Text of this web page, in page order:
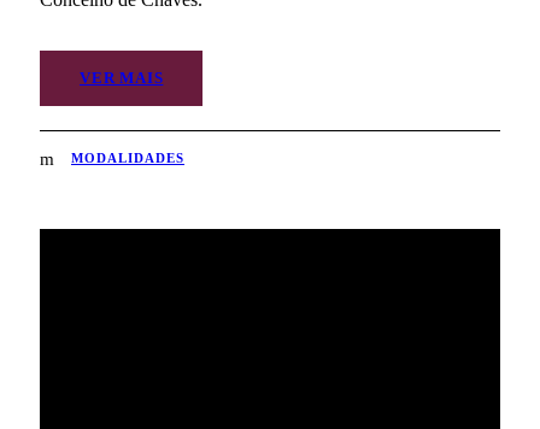
VER MAIS
MODALIDADES